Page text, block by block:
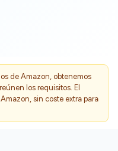
de Amazon, obtenemos
los requisitos. El
sin coste extra para